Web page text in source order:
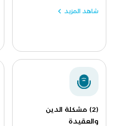
شاهد المزيد
(2) مشكلة الدين
والعقيدة